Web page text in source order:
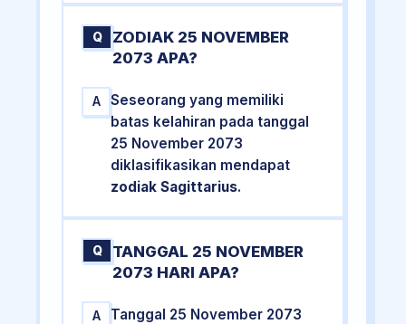
Q
ZODIAK 25 NOVEMBER
2073 APA?
A
Seseorang yang memiliki
batas kelahiran pada tanggal
25 November 2073
diklasifikasikan mendapat
zodiak Sagittarius.
Q
TANGGAL 25 NOVEMBER
2073 HARI APA?
A
Tanggal 25 November 2073